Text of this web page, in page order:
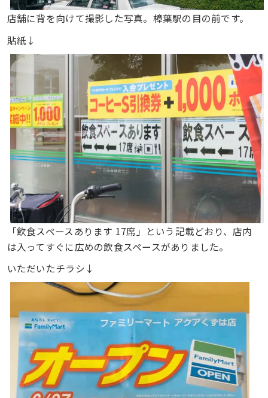
店舗に背を向けて撮影した写真。樟葉駅の目の前です。
貼紙↓
「飲食スペースあります 17席」という記載どおり、店内
は入ってすぐに広めの飲食スペースがありました。
いただいたチラシ↓